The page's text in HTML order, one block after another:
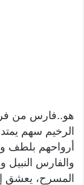
هو..فارس من
الرخيم سهم
أرواحهم بلطف
والفارس النبيل
المسرح، يعشق